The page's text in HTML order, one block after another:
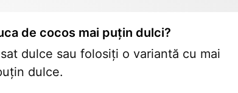
de cocos mai puțin dulci?
dulce sau folosiți o variantă cu mai
dulce.